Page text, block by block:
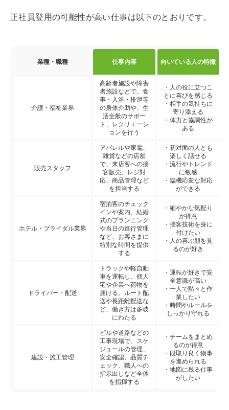
正社員登用の可能性が高い仕事は以下のとおりです。
業種・職種 仕事内容 向いている人の特徴
介護・福祉業界
高齢者施設や障害
者施設などで、食
事・入浴・排泄等
の身体介助や、生
活全般のサポー
ト、レクリエーシ
ョンを行う
・人の役に立つこ
とに喜びを感じる
・相手の気持ちに
寄り添える
・体力と協調性が
ある
販売スタッフ
アパレルや家電、
雑貨などの店舗
で、来店客への接
客販売、レジ対
応、商品管理など
を担当する
・初対面の人とも
楽しく話せる
・流行やトレンド
に敏感
・臨機応変な対応
ができる
ホテル・ブライダル業界
宿泊客のチェック
インや案内、結婚
式のプランニング
や当日の進行管理
など、お客さまに
特別な時間を提供
する
・細やかな気配り
が得意
・接客技術を身に
付けたい
・人の喜ぶ顔を見
るのが好き
ドライバー・配送
トラックや軽自動
車を運転し、個人
宅や企業へ荷物を
届ける。ルート配
送や長距離配送な
ど、働き方は多岐
にわたる
・運転が好きで安
全意識が高い
・一人で黙々と作
業したい
・時間やルールを
しっかり守れる
建設・施工管理
ビルや道路などの
工事現場で、スケ
ジュールの管理、
安全確認、品質チ
ェック、職人への
指示出しなど全体
を指揮する
・チームをまとめ
るのが得意
・段取り良く物事
を進められる
・地図に残る仕事
がしたい